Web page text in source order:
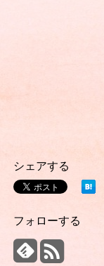
シェアする
フォローする